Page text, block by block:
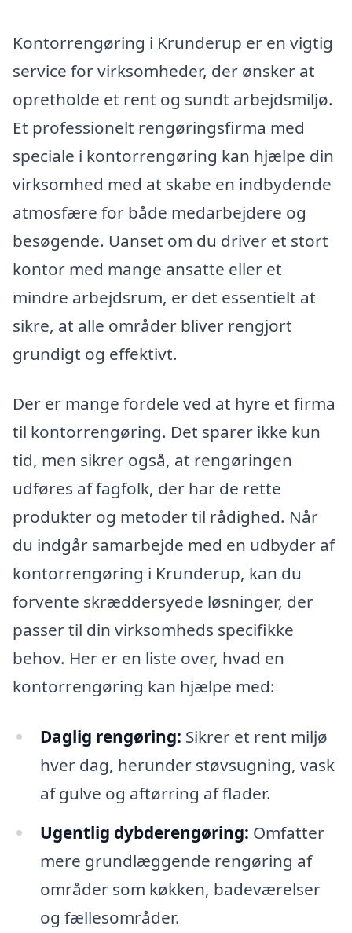
Kontorrengøring i Krunderup er en vigtig
service for virksomheder, der ønsker at
opretholde et rent og sundt arbejdsmiljø.
Et professionelt rengøringsfirma med
speciale i kontorrengøring kan hjælpe din
virksomhed med at skabe en indbydende
atmosfære for både medarbejdere og
besøgende. Uanset om du driver et stort
kontor med mange ansatte eller et
mindre arbejdsrum, er det essentielt at
sikre, at alle områder bliver rengjort
grundigt og effektivt.
Der er mange fordele ved at hyre et firma
til kontorrengøring. Det sparer ikke kun
tid, men sikrer også, at rengøringen
udføres af fagfolk, der har de rette
produkter og metoder til rådighed. Når
du indgår samarbejde med en udbyder af
kontorrengøring i Krunderup, kan du
forvente skræddersyede løsninger, der
passer til din virksomheds specifikke
behov. Her er en liste over, hvad en
kontorrengøring kan hjælpe med:
Daglig rengøring: Sikrer et rent miljø
hver dag, herunder støvsugning, vask
af gulve og aftørring af flader.
Ugentlig dybderengøring: Omfatter
mere grundlæggende rengøring af
områder som køkken, badeværelser
og fællesområder.